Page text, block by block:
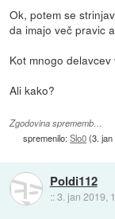
Ok, potem se
da imajo več pravic
Kot mnogo delavcev
Ali kako?
Zgodovina sprememb…
spremenilo:Slo0(3.
Poldi112
::3. jan 2019,